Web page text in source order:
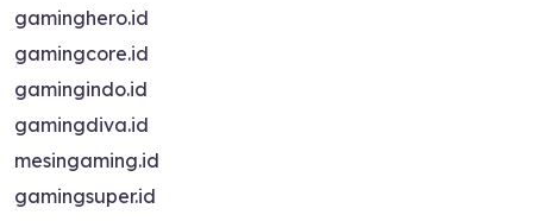
gaminghero.id
gamingcore.id
gamingindo.id
gamingdiva.id
mesingaming.id
gamingsuper.id